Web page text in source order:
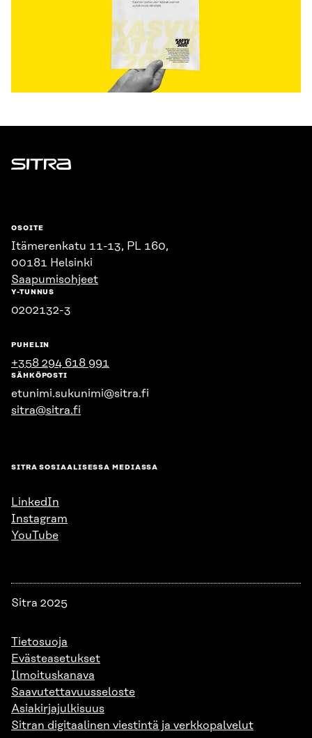
Sitra
OSOITE
Itämerenkatu 11-13, PL 160,
00181 Helsinki
Saapumisohjeet
Y-TUNNUS
0202132-3
PUHELIN
+358 294 618 991
SÄHKÖPOSTI
etunimi.sukunimi@sitra.fi
sitra@sitra.fi
SITRA SOSIAALISESSA MEDIASSA
LinkedIn
Instagram
YouTube
Sitra 2025
Tietosuoja
Evästeasetukset
Ilmoituskanava
Saavutettavuusseloste
Asiakirjajulkisuus
Sitran digitaalinen viestintä ja verkkopalvelut